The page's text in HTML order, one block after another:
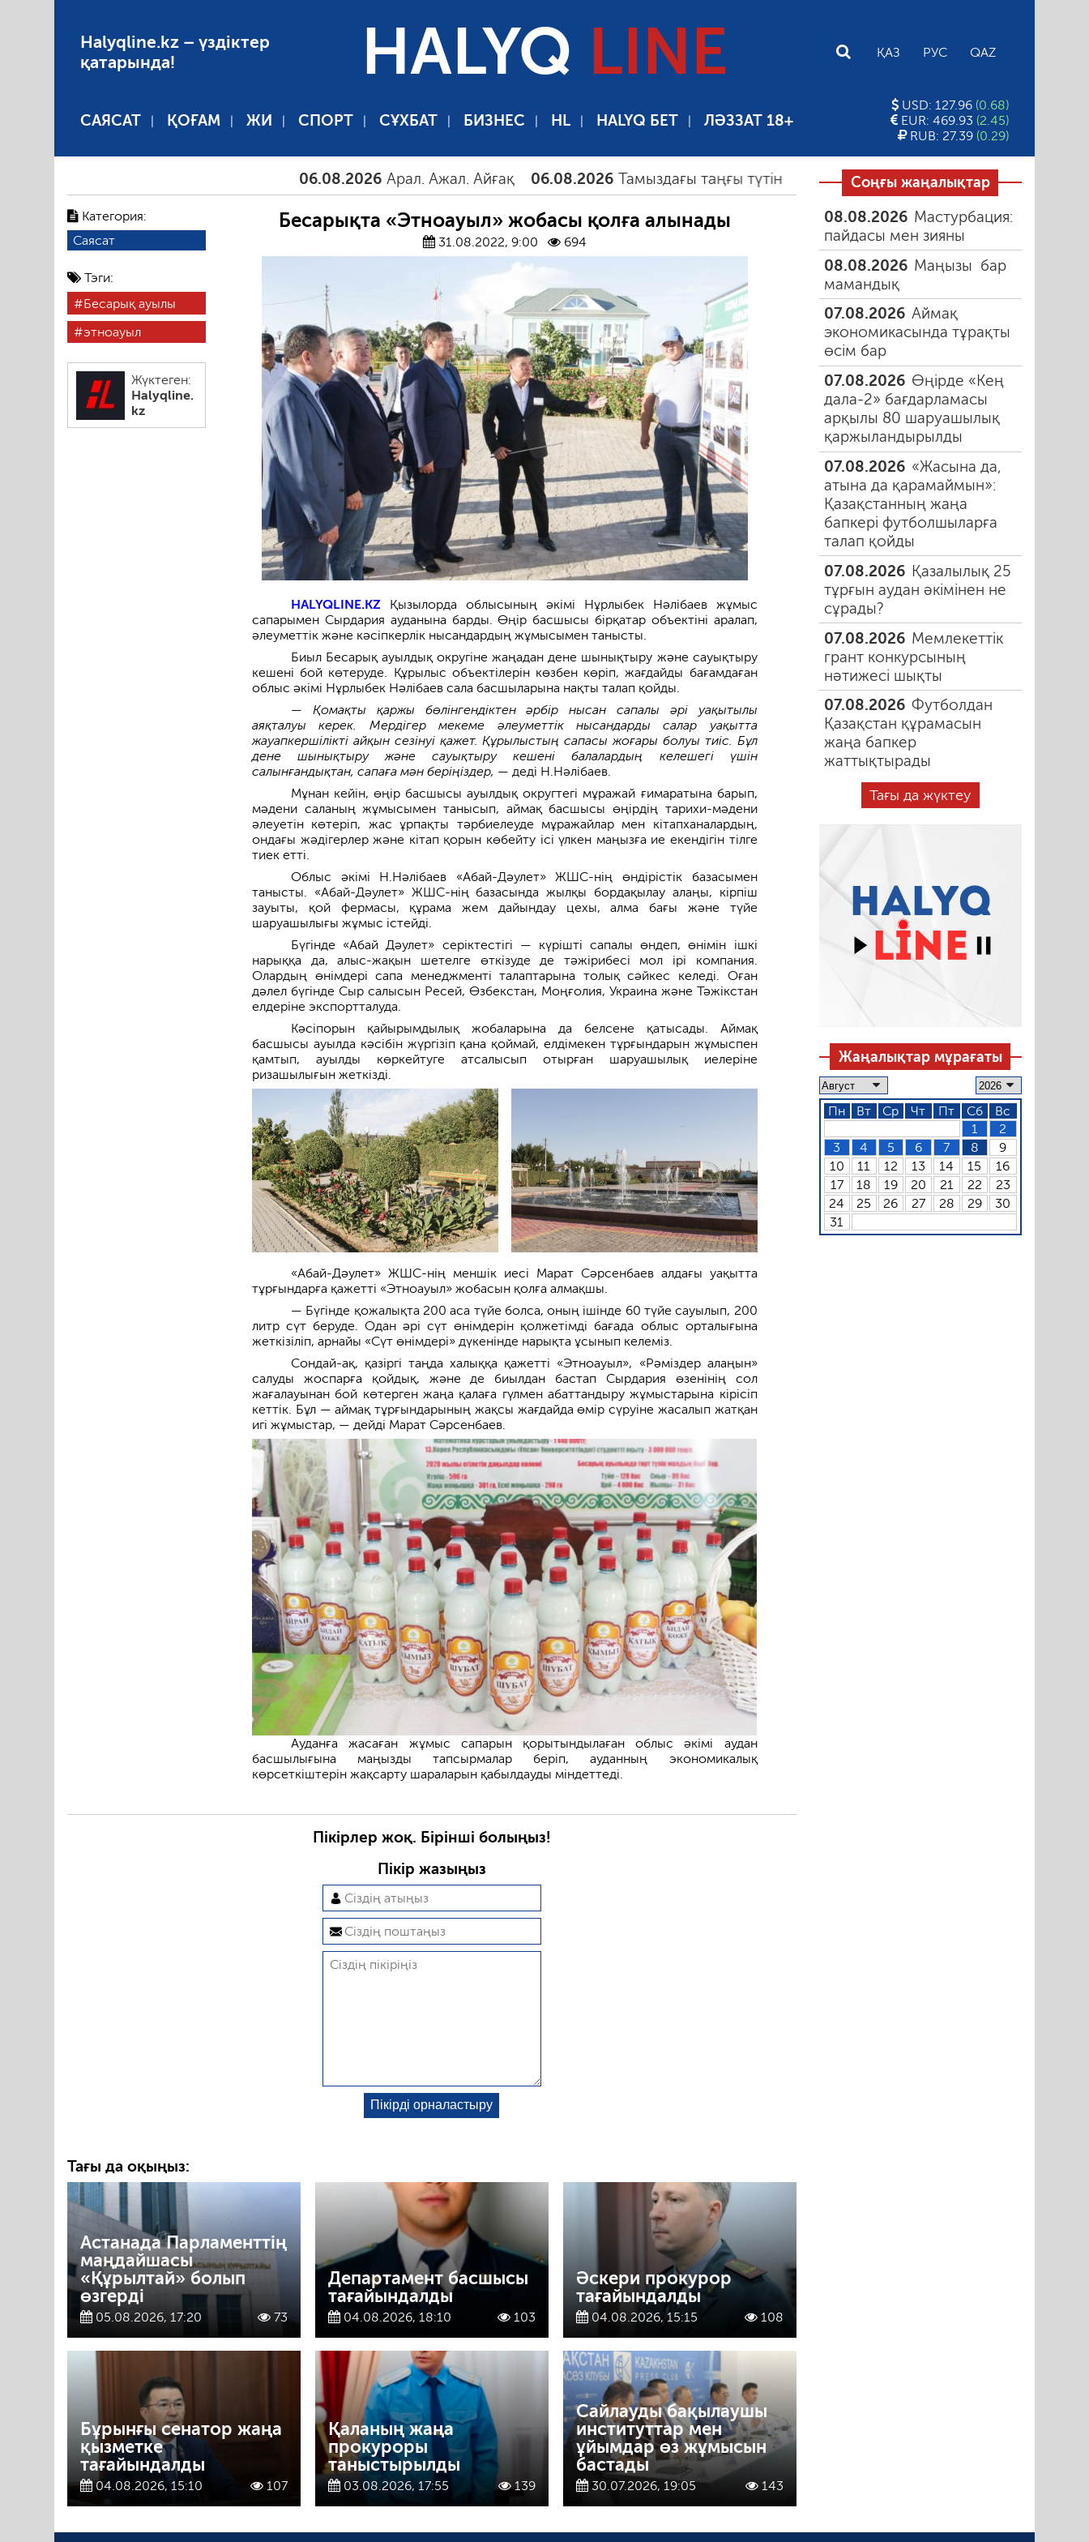
Halyqline.kz – үздіктер
қатарында!
HALYQ LINE ҚАЗ РУС QAZ
САЯСАТ ҚОҒАМ ЖИ СПОРТ СҰХБАТ БИЗНЕС HL HALYQ БЕТ ЛӘЗЗАТ 18+
USD: 127.96 (0.68)
EUR: 469.93 (2.45)
RUB: 27.39 (0.29)
06.08.2026 Арал. Ажал. Айғақ 06.08.2026 Тамыздағы таңғы түтін 06.08.2026 Құмарлық эпидемиясы
Категория:
Саясат
Тэги:
Бесарық ауылы
этноауыл
Жүктеген:
Halyqline.
kz
Бесарықта «Этноауыл» жобасы қолға алынады
31.08.2022, 9:00 694
HALYQLINE.KZ Қызылорда облысының әкімі Нұрлыбек Нәлібаев жұмыс
сапарымен Сырдария ауданына барды. Өңір басшысы бірқатар объектіні аралап,
әлеуметтік және кәсіпкерлік нысандардың жұмысымен танысты.
Биыл Бесарық ауылдық округіне жаңадан дене шынықтыру және сауықтыру
кешені бой көтеруде. Құрылыс объектілерін көзбен көріп, жағдайды бағамдаған
облыс әкімі Нұрлыбек Нәлібаев сала басшыларына нақты талап қойды.
— Қомақты қаржы бөлінгендіктен әрбір нысан сапалы әрі уақытылы
аяқталуы керек. Мердігер мекеме әлеуметтік нысандарды салар уақытта
жауапкершілікті айқын сезінуі қажет. Құрылыстың сапасы жоғары болуы тиіс. Бұл
дене шынықтыру және сауықтыру кешені балалардың келешегі үшін
салынғандықтан, сапаға мән беріңіздер, —деді Н.Нәлібаев.
Мұнан кейін, өңір басшысы ауылдық округтегі мұражай ғимаратына барып,
мәдени саланың жұмысымен танысып, аймақ басшысы өңірдің тарихи-мәдени
әлеуетін көтеріп, жас ұрпақты тәрбиелеуде мұражайлар мен кітапханалардың,
ондағы жәдігерлер және кітап қорын көбейту ісі үлкен маңызға ие екендігін тілге
тиек етті.
Облыс әкімі Н.Нәлібаев «Абай-Дәулет» ЖШС-нің өндірістік базасымен
танысты. «Абай-Дәулет» ЖШС-нің базасында жылқы бордақылау алаңы, кірпіш
зауыты, қой фермасы, құрама жем дайындау цехы, алма бағы және түйе
шаруашылығы жұмыс істейді.
Бүгінде «Абай Дәулет» серіктестігі — күрішті сапалы өндеп, өнімін ішкі
нарыққа да, алыс-жақын шетелге өткізуде де тәжірибесі мол ірі компания.
Олардың өнімдері сапа менеджменті талаптарына толық сәйкес келеді. Оған
дәлел бүгінде Сыр салысын Ресей, Өзбекстан, Моңғолия, Украина және Тәжікстан
елдеріне экспортталуда.
Кәсіпорын қайырымдылық жобаларына да белсене қатысады. Аймақ
басшысы ауылда кәсібін жүргізіп қана қоймай, елдімекен тұрғындарын жұмыспен
қамтып, ауылды көркейтуге атсалысып отырған шаруашылық иелеріне
ризашылығын жеткізді.
«Абай-Дәулет» ЖШС-нің меншік иесі Марат Сәрсенбаев алдағы уақытта
тұрғындарға қажетті «Этноауыл» жобасын қолға алмақшы.
— Бүгінде қожалықта 200 аса түйе болса, оның ішінде 60 түйе сауылып, 200
литр сүт беруде. Одан әрі сүт өнімдерін қолжетімді бағада облыс орталығына
жеткізіліп, арнайы «Сүт өнімдері» дүкенінде нарықта ұсынып келеміз.
Сондай-ақ, қазіргі таңда халыққа қажетті «Этноауыл», «Рәміздер алаңын»
салуды жоспарға қойдық, және де биылдан бастап Сырдария өзенінің сол
жағалауынан бой көтерген жаңа қалаға гүлмен абаттандыру жұмыстарына кірісіп
кеттік. Бұл — аймақ тұрғындарының жақсы жағдайда өмір сүруіне жасалып жатқан
игі жұмыстар, — дейді Марат Сәрсенбаев.
Ауданға жасаған жұмыс сапарын қорытындылаған облыс әкімі аудан
басшылығына маңызды тапсырмалар беріп, ауданның экономикалық
көрсеткіштерін жақсарту шараларын қабылдауды міндеттеді.
Пікірлер жоқ. Бірінші болыңыз!
Пікір жазыңыз
Тағы да оқыңыз:
Астанада Парламенттің
маңдайшасы
«Құрылтай» болып
өзгерді
05.08.2026, 17:20 73
Департамент басшысы
тағайындалды
04.08.2026, 18:10 103
Әскери прокурор
тағайындалды
04.08.2026, 15:15 108
Бұрынғы сенатор жаңа
қызметке
тағайындалды
04.08.2026, 15:10 107
Қаланың жаңа
прокуроры
таныстырылды
03.08.2026, 17:55 139
Сайлауды бақылаушы
институттар мен
ұйымдар өз жұмысын
бастады
30.07.2026, 19:05 143
Соңғы жаңалықтар
08.08.2026 Мастурбация:
пайдасы мен зияны
08.08.2026 Маңызы бар
мамандық
07.08.2026 Аймақ
экономикасында тұрақты
өсім бар
07.08.2026 Өңірде «Кең
дала-2» бағдарламасы
арқылы 80 шаруашылық
қаржыландырылды
07.08.2026 «Жасына да,
атына да қарамаймын»:
Қазақстанның жаңа
бапкері футболшыларға
талап қойды
07.08.2026 Қазалылық 25
тұрғын аудан әкімінен не
сұрады?
07.08.2026 Мемлекеттік
грант конкурсының
нәтижесі шықты
07.08.2026 Футболдан
Қазақстан құрамасын
жаңа бапкер
жаттықтырады
Тағы да жүктеу
Жаңалықтар мұрағаты
Пн Вт Ср Чт Пт Сб
Вс
1
2
3
4 5 6 7 8
9
10
11 12 13 14 15
16
17
18 19 20 21 22
23
24
25 26 27 28 29
30
31